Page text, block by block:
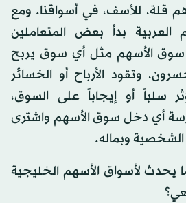
قلة، للأسف، في أسواقنا. ومع
العربية بدأ بعض المتعاملين
سوق الأسهم مثل أي سوق يربح
وتقود الأرباح أو الخسائر
سلباً أو إيجاباً على السوق،
أي دخل سوق الأسهم واشترى
الشخصية وبماله.
يحدث لأسواق الأسهم الخليجية